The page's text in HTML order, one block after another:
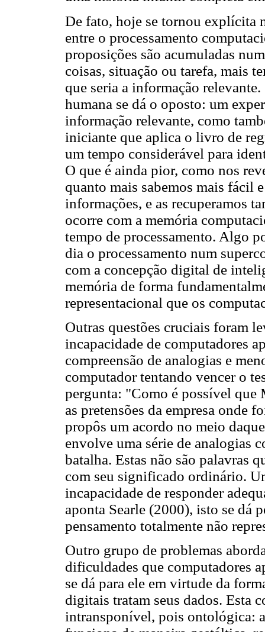
De fato, hoje se tornou explícita
entre o processamento
proposições são acumuladas
coisas, situação ou tarefa, mais
que seria a informação
humana se dá o oposto: um
informação relevante, como
iniciante que aplica o livro de
um tempo considerável para
O que é ainda pior, como nos
quanto mais sabemos mais fácil
informações, e as recuperamos
ocorre com a memória
tempo de processamento. Algo
dia o processamento num
com a concepção digital de
memória de forma
representacional que os
Outras questões cruciais foram
incapacidade de computadores
compreensão de analogias e
computador tentando vencer o
pergunta: "Como é possível que
as pretensões da empresa onde
propôs um acordo no meio
envolve uma série de analogias
batalha. Estas não são palavras
com seu significado ordinário.
incapacidade de responder
aponta Searle (2000), isto se dá
pensamento totalmente não
Outro grupo de problemas
dificuldades que computadores
se dá para ele em virtude da
digitais tratam seus dados. Esta
intransponível, pois ontológica: